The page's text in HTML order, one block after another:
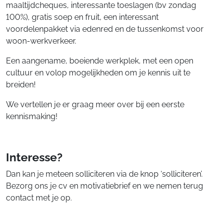
maaltijdcheques, interessante toeslagen (bv zondag
100%), gratis soep en fruit, een interessant
voordelenpakket via edenred en de tussenkomst voor
woon-werkverkeer.
Een aangename, boeiende werkplek, met een open
cultuur en volop mogelijkheden om je kennis uit te
breiden!
We vertellen je er graag meer over bij een eerste
kennismaking!
Interesse?
Dan kan je meteen solliciteren via de knop ‘solliciteren’.
Bezorg ons je cv en motivatiebrief en we nemen terug
contact met je op.